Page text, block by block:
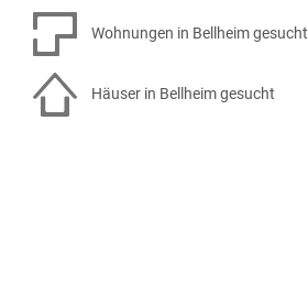
Wohnungen in Bellheim gesucht
Häuser in Bellheim gesucht